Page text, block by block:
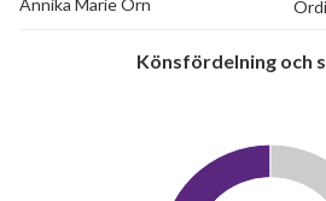
Annika Marie Örn
Könsfördelning och